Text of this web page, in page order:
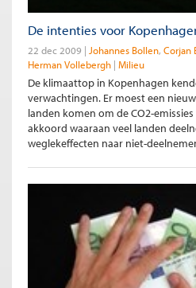
De intenties voor
22 dec 2009 Johannes Bollen Corjan
Herman Vollebergh Milieu
De klimaattop in Kopenhagen
verwachtingen. Er moest een
landen komen om de CO2-
akkoord waaraan veel landen
weglekeffecten naar niet-